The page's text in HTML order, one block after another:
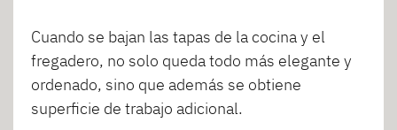
Cuando se bajan las tapas de la cocina y el
fregadero, no solo queda todo más elegante y
ordenado, sino que además se obtiene
superficie de trabajo adicional.